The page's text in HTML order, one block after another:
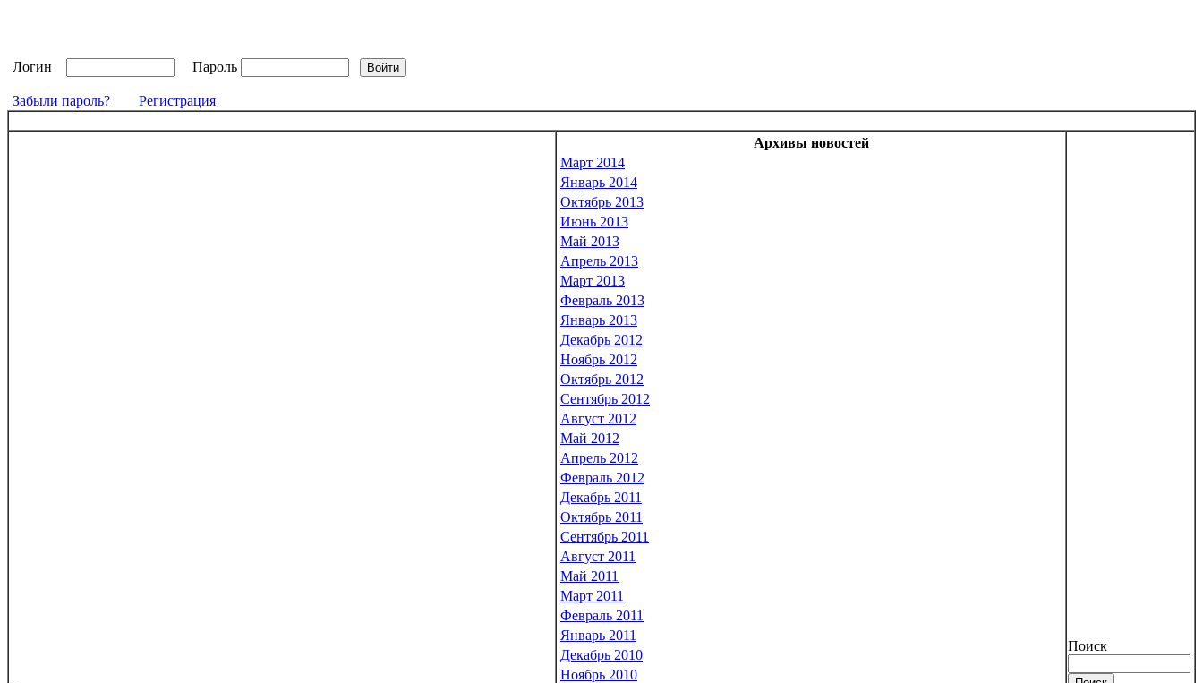
Логин Пароль
Забыли пароль? Регистрация
Архивы новостей
Март 2014
Январь 2014
Октябрь 2013
Июнь 2013
Май 2013
Апрель 2013
Март 2013
Февраль 2013
Январь 2013
Декабрь 2012
Ноябрь 2012
Октябрь 2012
Сентябрь 2012
Август 2012
Май 2012
Апрель 2012
Февраль 2012
Декабрь 2011
Октябрь 2011
Сентябрь 2011
Август 2011
Май 2011
Март 2011
Февраль 2011
Январь 2011
Декабрь 2010
Ноябрь 2010
Поиск